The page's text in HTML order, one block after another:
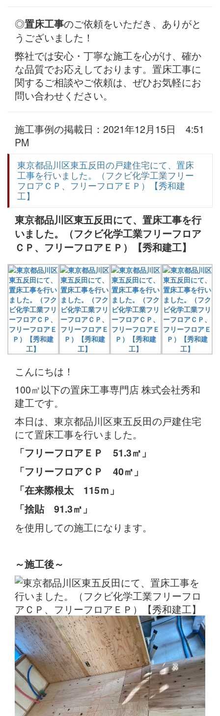
◎置床工事のご依頼をいただき、ありがと
うございました！
弊社では安心・丁寧な施工を心がけ、確か
な品質でお応えしております。置床工事に
関するご相談やご依頼は、ぜひお気軽にお
問い合わせください。
施工事例の掲載日：2021年12月15日 4:51
PM
東京都品川区東五反田の戸建住宅にて、置床
工事を行いました。（フクビ化学工業フリー
フロアＣＰ、フリーフロアＥＰ）【秀和建
工】
東京都品川区東五反田にて、置床工事を行
いました。（フクビ化学工業フリーフロア
ＣＰ、フリーフロアＥＰ）【秀和建工】
こんにちは！
100㎡以下の置床工事専門店 株式会社秀和
建工です。
本日は、東京都品川区東五反田の戸建住宅
にて置床工事を行いました。
「フリーフロアＥＰ 51.3㎡」
「フリーフロアＣＰ 40㎡」
「在来際根太 115ｍ」
「捨貼 91.3㎡」
を使用しての施工になります。
～施工後～